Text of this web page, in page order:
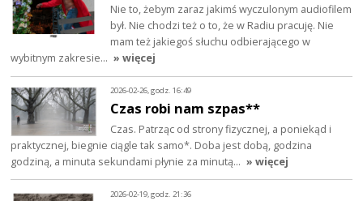
Nie to, żebym zaraz jakimś wyczulonym audiofilem
był. Nie chodzi też o to, że w Radiu pracuję. Nie
mam też jakiegoś słuchu odbierającego w
wybitnym zakresie… » więcej
2026-02-26, godz. 16:49
Czas robi nam szpas**
Czas. Patrząc od strony fizycznej, a poniekąd i
praktycznej, biegnie ciągle tak samo*. Doba jest dobą, godzina
godziną, a minuta sekundami płynie za minutą… » więcej
2026-02-19, godz. 21:36